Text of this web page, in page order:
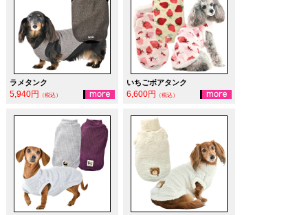
ラメタンク
5,940円 （税込）
いちごボアタンク
6,600円 （税込）